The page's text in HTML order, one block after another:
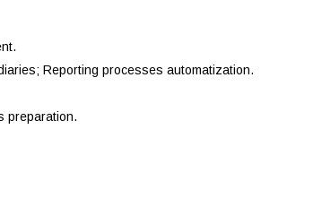
Reporting processes automatization.
preparation.